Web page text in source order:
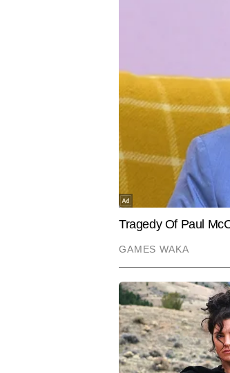
जयंती कब है? जानें सावन शुक्ल षष्ठी
का महत्व, पूजा का शुभ मुहूर्त और क्यों
जाता है यह पर्व
नितिन अरोड़ा
नितिन
अनुभव है। वह
प्रस्तुत करने
डिफेंस
टॉपिक्स पर
Hindi News World